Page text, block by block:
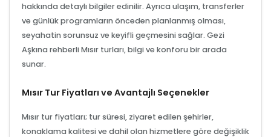
hakkında detaylı bilgiler edinilir. Ayrıca ulaşım, transferler
ve günlük programların önceden planlanmış olması,
seyahatin sorunsuz ve keyifli geçmesini sağlar. Gezi
Aşkına rehberli Mısır turları, bilgi ve konforu bir arada
sunar.
Mısır Tur Fiyatları ve Avantajlı Seçenekler
Mısır tur fiyatları; tur süresi, ziyaret edilen şehirler,
konaklama kalitesi ve dahil olan hizmetlere göre değişiklik